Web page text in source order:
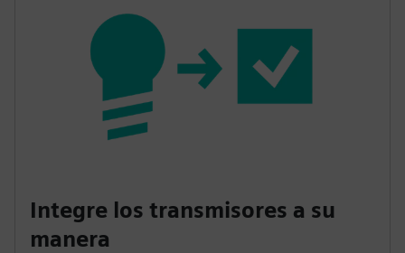
Integre los transmisores a su
manera